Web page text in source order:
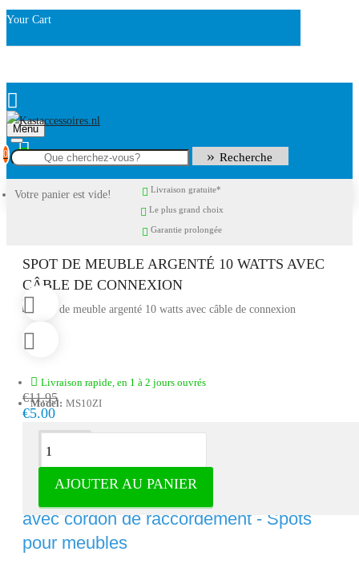
Your Cart
Menu
0
Votre panier est vide!
Recherche
Livraison gratuite*
Le plus grand choix
Garantie prolongée
SPOT DE MEUBLE ARGENTÉ 10 WATTS AVEC
CÂBLE DE CONNEXION
Livraison rapide, en 1 à 2 jours ouvrés
Model: MS10ZI
€11.95
€5.00
AJOUTER AU PANIER
Description
Spot pour meubles argenté 10 watts
avec cordon de raccordement - Spots
pour meubles